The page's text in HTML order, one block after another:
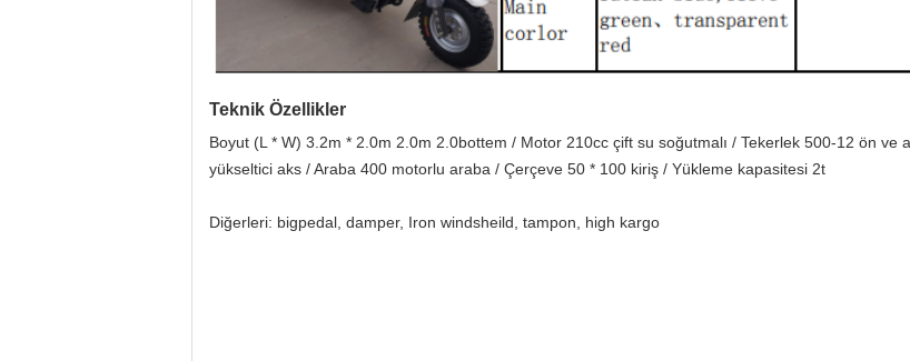
Teknik Özellikler
Boyut (L * W) 3.2m * 2.0m 2.0m 2.0bottem / Motor 210cc çift su soğutmalı / Tekerlek 500-12 ön
yükseltici aks / Araba 400 motorlu araba / Çerçeve 50 * 100 kiriş / Yükleme kapasitesi 2t
Diğerleri: bigpedal, damper, Iron windsheild, tampon, high kargo